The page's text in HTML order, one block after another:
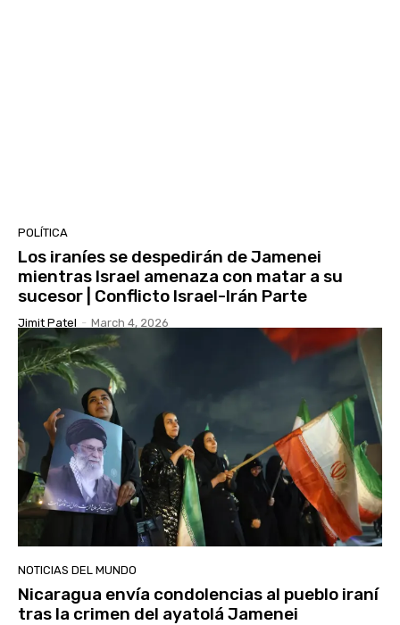
POLÍTICA
Los iraníes se despedirán de Jamenei
mientras Israel amenaza con matar a su
sucesor | Conflicto Israel-Irán Parte
Jimit Patel - March 4, 2026
NOTICIAS DEL MUNDO
Nicaragua envía condolencias al pueblo iraní
tras la crimen del ayatolá Jamenei